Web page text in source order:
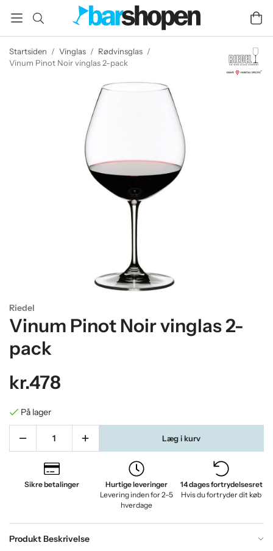
Startsiden / Vinglas / Rødvinsglas /
Vinum Pinot Noir vinglas 2-pack
Riedel
Vinum Pinot Noir vinglas 2-
pack
kr.478
På lager
Læg i kurv
Sikre betalinger
Hurtige leveringer
Levering inden for 2–5
hverdage
14 dages fortrydelsesret
Hvis du fortryder dit køb
Produkt Beskrivelse